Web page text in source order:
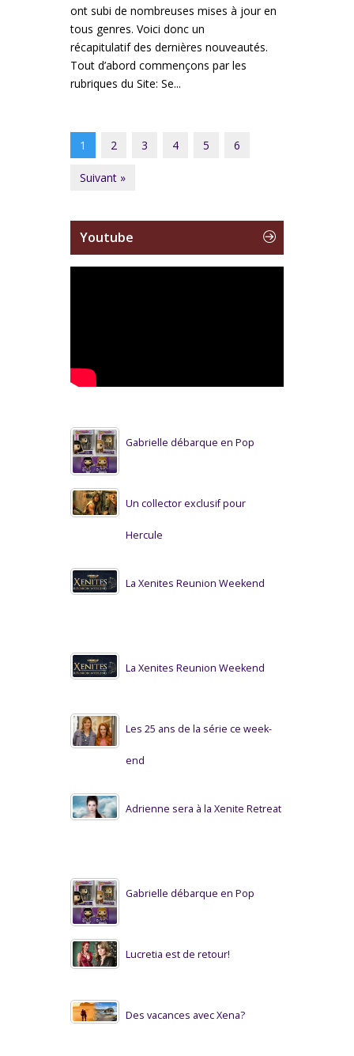
ont subi de nombreuses mises à jour en
tous genres. Voici donc un
récapitulatif des dernières nouveautés.
Tout d’abord commençons par les
rubriques du Site: Se...
1 2 3 4 5 6
Suivant »
Youtube
Gabrielle débarque en Pop
Un collector exclusif pour
Hercule
La Xenites Reunion Weekend
La Xenites Reunion Weekend
Les 25 ans de la série ce week-
end
Adrienne sera à la Xenite Retreat
Gabrielle débarque en Pop
Lucretia est de retour!
Des vacances avec Xena?